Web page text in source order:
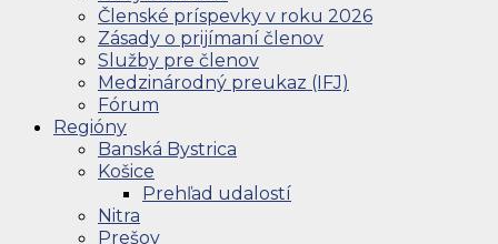
Členské príspevky v roku 2026
Zásady o prijímaní členov
Služby pre členov
Medzinárodný preukaz (IFJ)
Fórum
Regióny
Banská Bystrica
Košice
Prehľad udalostí
Nitra
Prešov